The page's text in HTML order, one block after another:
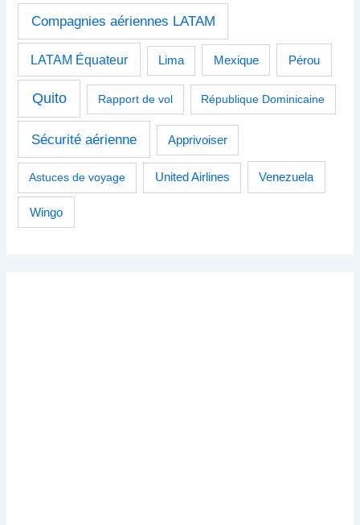
Compagnies aériennes LATAM
LATAM Équateur Lima Mexique Pérou
Quito Rapport de vol République Dominicaine
Sécurité aérienne Apprivoiser
Astuces de voyage United Airlines Venezuela
Wingo